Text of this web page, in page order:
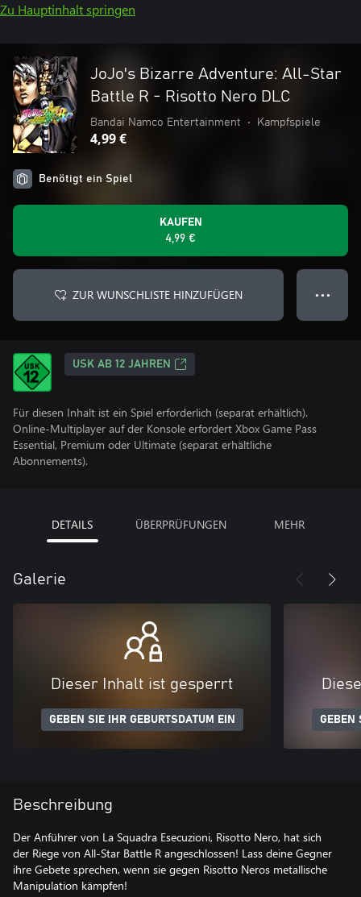
Zu Hauptinhalt springen
JoJo's Bizarre Adventure: All-Star
Battle R - Risotto Nero DLC
Bandai Namco Entertainment • Kampfspiele
4,99 €
Benötigt ein Spiel
KAUFEN
4,99 €
ZUR WUNSCHLISTE HINZUFÜGEN ● ● ●
USK AB 12 JAHREN
Für diesen Inhalt ist ein Spiel erforderlich (separat erhältlich).
Online-Multiplayer auf der Konsole erfordert Xbox Game Pass
Essential, Premium oder Ultimate (separat erhältliche
Abonnements).
DETAILS ÜBERPRÜFUNGEN MEHR
Galerie
Dieser Inhalt ist gesperrt
GEBEN SIE IHR GEBURTSDATUM EIN GEBEN
Beschreibung
Der Anführer von La Squadra Esecuzioni, Risotto Nero, hat sich
der Riege von All-Star Battle R angeschlossen! Lass deine Gegner
ihre Gebete sprechen, wenn sie gegen Risotto Neros metallische
Manipulation kämpfen!